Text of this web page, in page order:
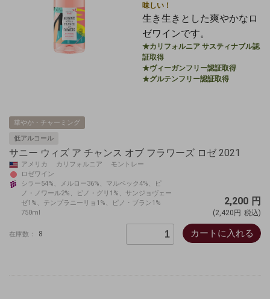
味しい！
生き生きとした爽やかなロ
ゼワインです。
★カリフォルニア サスティナブル認
証取得
★ヴィーガンフリー認証取得
★グルテンフリー認証取得
華やか・チャーミング
低アルコール
サニー ウィズ ア チャンス オブ フラワーズ ロゼ 2021
アメリカ カリフォルニア モントレー
ロゼワイン
シラー54%、メルロー36%、マルベック4%、ピ
ノ・ノワール2%、ピノ・グリ1%、サンジョヴェー
ゼ1%、テンプラニーリョ1%、ピノ・ブラン1%
750ml
2,200 円
(2,420円 税込)
在庫数： 8 カートに入れる